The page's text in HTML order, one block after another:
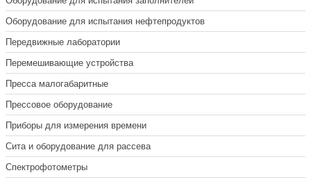
Оборудование для испытания нефтепродуктов
Передвижные лаборатории
Перемешивающие устройства
Пресса малогабаритные
Прессовое оборудование
Приборы для измерения времени
Сита и оборудование для рассева
Спектрофотометры